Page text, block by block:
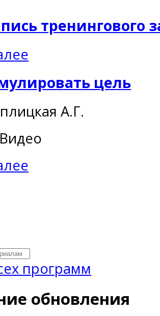
тренингового
цель
А.Г.
программ
обновления